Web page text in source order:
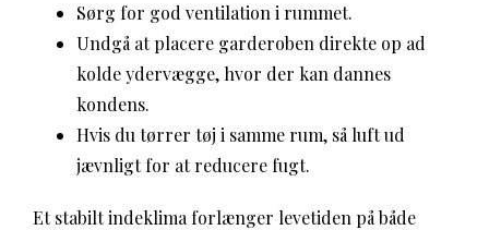
Sørg for god ventilation i rummet.
Undgå at placere garderoben direkte op ad
kolde ydervægge, hvor der kan dannes
kondens.
Hvis du tørrer tøj i samme rum, så luft ud
jævnligt for at reducere fugt.
Et stabilt indeklima forlænger levetiden på både